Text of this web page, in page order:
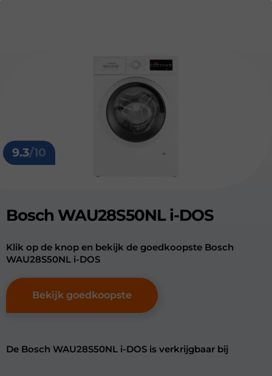
9.3/10
Bosch WAU28S50NL i-DOS
Klik op de knop en bekijk de goedkoopste Bosch
WAU28S50NL i-DOS
Bekijk goedkoopste
De Bosch WAU28S50NL i-DOS is verkrijgbaar bij